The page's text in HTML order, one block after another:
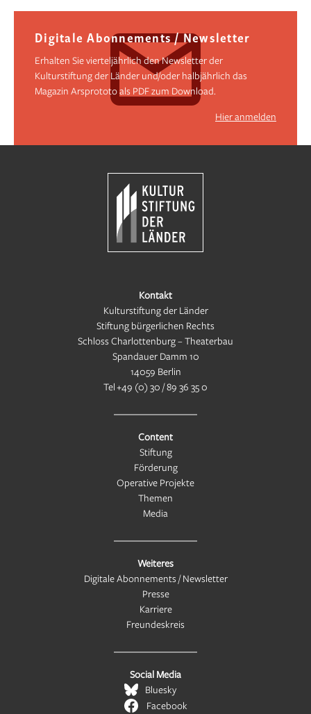
Digitale Abonnements / Newsletter
Erhalten Sie vierteljährlich den Newsletter der
Kulturstiftung der Länder und/oder halbjährlich das
Magazin Arsprototo als PDF zum Download.
Hier anmelden
Kontakt
Kulturstiftung der Länder
Stiftung bürgerlichen Rechts
Schloss Charlottenburg – Theaterbau
Spandauer Damm 10
14059 Berlin
Tel+49 (0) 30 / 89 36 35 0
Content
Stiftung
Förderung
Operative Projekte
Themen
Media
Weiteres
Digitale Abonnements / Newsletter
Presse
Karriere
Freundeskreis
Social Media
Bluesky
Facebook